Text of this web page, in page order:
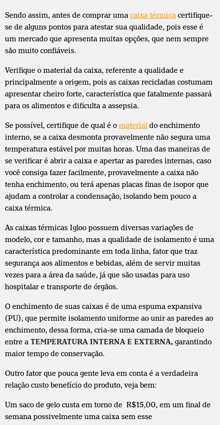
Sendo assim, antes de comprar uma caixa térmica certifique-
se de alguns pontos para atestar sua qualidade, pois esse é
um mercado que apresenta muitas opções, que nem sempre
são muito confiáveis.
Verifique o material da caixa, referente a qualidade e
principalmente a origem, pois as caixas recicladas costumam
apresentar cheiro forte, característica que fatalmente passará
para os alimentos e dificulta a assepsia.
Se possível, certifique de qual é o material do enchimento
interno, se a caixa desmonta provavelmente não segura uma
temperatura estável por muitas horas. Uma das maneiras de
se verificar é abrir a caixa e apertar as paredes internas, caso
você consiga fazer facilmente, provavelmente a caixa não
tenha enchimento, ou terá apenas placas finas de isopor que
ajudam a controlar a condensação, isolando bem pouco a
caixa térmica.
As caixas térmicas Igloo possuem diversas variações de
modelo, cor e tamanho, mas a qualidade de isolamento é uma
característica predominante em toda linha, fator que traz
segurança aos alimentos e bebidas, além de servir muitas
vezes para a área da saúde, já que são usadas para uso
hospitalar e transporte de órgãos.
O enchimento de suas caixas é de uma espuma expansiva
(PU), que permite isolamento uniforme ao unir as paredes ao
enchimento, dessa forma, cria-se uma camada de bloqueio
entre a TEMPERATURA INTERNA E EXTERNA, garantindo
maior tempo de conservação.
Outro fator que pouca gente leva em conta é a verdadeira
relação custo benefício do produto, veja bem:
Um saco de gelo custa em torno de R$15,00, em um final de
semana possivelmente uma caixa sem esse